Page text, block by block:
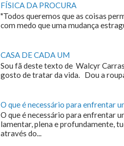
FÍSICA DA PROCURA
"Todos queremos que as coisas
com medo que uma mudança
CASA DE CADA UM
Sou fã deste texto de Walcyr
gosto de tratar da vida. Dou a
O que é necessário para enfrentar
O que é necessário para enfrentar
lamentar, plena e profundamente,
através do...